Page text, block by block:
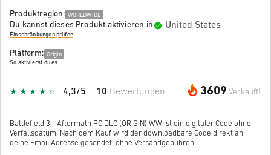
Produktregion: WORLDWIDE
Du kannst dieses Produkt aktivieren in United States
Einschränkungen prüfen
Platform: Origin
So aktivierst du es
3609 Verkauft!
4,3/5 10 Bewertungen
Battlefield 3 - Aftermath PC DLC (ORIGIN) WW ist ein digitaler Code ohne
Verfallsdatum. Nach dem Kauf wird der downloadbare Code direkt an
deine Email Adresse gesendet, ohne Versandgebühren.